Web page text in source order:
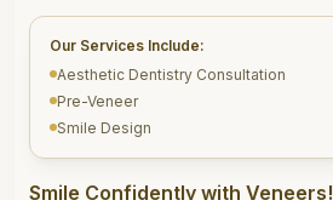
Our Services Include:
Aesthetic Dentistry Consultation
Pre-Veneer
Smile Design
Smile Confidently with Veneers!